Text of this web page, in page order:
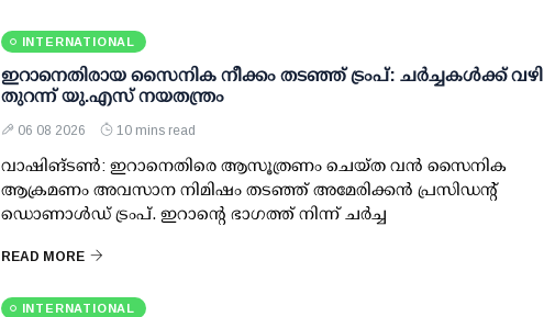
INTERNATIONAL
ഇറാനെതിരായ സൈനിക നീക്കം തടഞ്ഞ് ട്രംപ്: ചര്‍ച്ചകള്‍ക്ക് വഴി
തുറന്ന് യു.എസ് നയതന്ത്രം
06 08 2026 10 mins read
വാഷിങ്ടണ്‍: ഇറാനെതിരെ ആസൂത്രണം ചെയ്ത വന്‍ സൈനിക
ആക്രമണം അവസാന നിമിഷം തടഞ്ഞ് അമേരിക്കന്‍ പ്രസിഡന്റ്
ഡൊണാള്‍ഡ് ട്രംപ്. ഇറാന്റെ ഭാഗത്ത് നിന്ന് ചര്‍ച്ച
READ MORE
INTERNATIONAL